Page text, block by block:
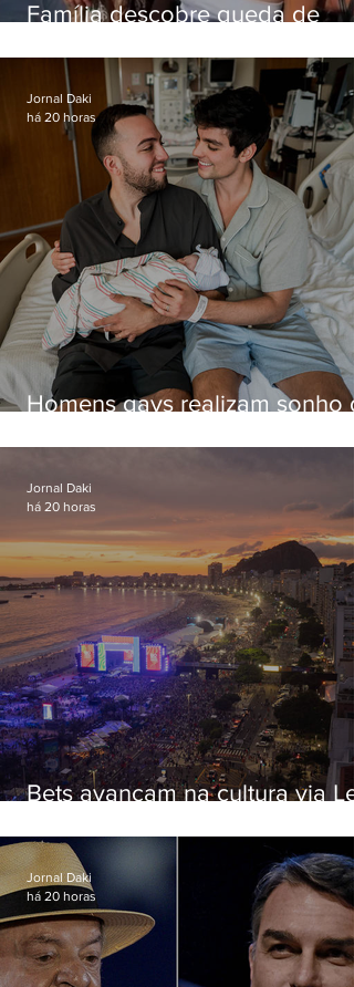
Família descobre queda de
enquanto aguardava segundo
voo
Homens gays realizam sonho
paternidade
Jornal Daki
há 20 horas
Bets avançam na cultura via Lei
artistas
Jornal Daki
há 20 horas
Jornal Daki
há 20 horas